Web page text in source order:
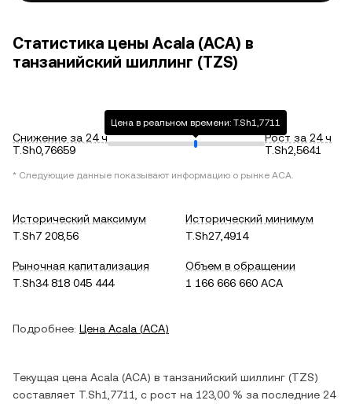
Статистика цены Acala (ACA) в
танзанийский шиллинг (TZS)
Снижение за 24 ч
T.Sh0,76659
Цена в реальном времени: T.Sh1,7711
Рост за 24 ч
T.Sh2,5641
* Следующие данные показывают информацию о рынке ACA.
Исторический максимум
T.Sh7 208,56
Исторический минимум
T.Sh27,4914
Рыночная капитализация
T.Sh34 818 045 444
Объем в обращении
1 166 666 660 ACA
Подробнее: Цена Acala (ACA)
Текущая цена Acala (ACA) в танзанийский шиллинг (TZS)
составляет T.Sh1,7711 , c рост на 123,00 % за последние 24